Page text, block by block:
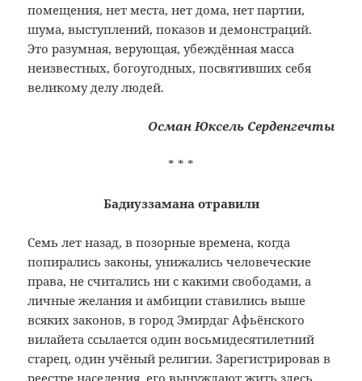
помещения, нет места, нет дома, нет партии,
шума, выступлений, показов и демонстраций.
Это разумная, верующая, убеждённая масса
неизвестных, богоугодных, посвятивших себя
великому делу людей.
Осман Юксель Серденгечты
* * *
Бадиуззамана отравили
Семь лет назад, в позорные времена, когда
попирались законы, унижались человеческие
права, не считались ни с какими свободами, а
личные желания и амбиции ставились выше
всяких законов, в город Эмирдаг Афьёнского
вилайета ссылается один восьмидесятилетний
старец, один учёный религии. Зарегистрировав в